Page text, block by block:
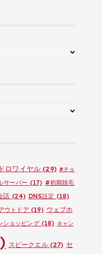
ロワイヤル (29) #チョ
サーバー (17) #初期脱毛
話 (24) DNS設定 (18)
ウトドア (19) ウェブホ
ショッピング(18) キャン
スピークエル(27) セ